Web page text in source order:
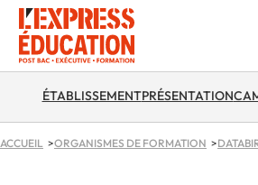
ÉTABLISSEMENTPRÉSENTATION
ACCUEIL ORGANISMES DE FORMATION